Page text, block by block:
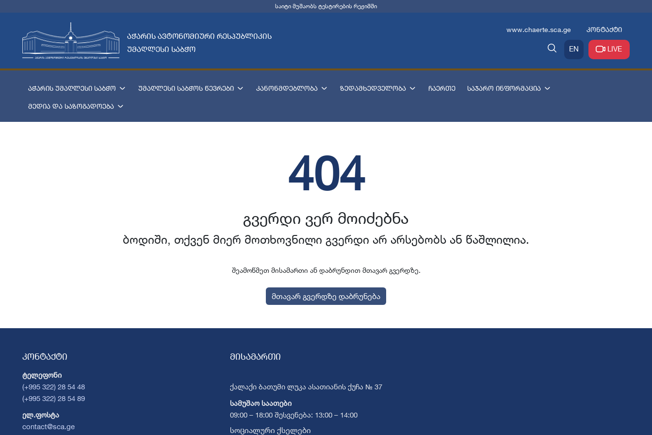
საიტი მუშაობს ტესტირების რეჟიმში
აჭარის ავტონომიური რესპუბლიკის
უმაღლესი საბჭო
www.chaerte.sca.ge კონტაქტი
EN LIVE
აჭარის უმაღლესი საბჭო უმაღლესი საბჭოს წევრები კანონმდებლობა ზედამხედველობა ჩაერთე საჯარო ინფორმაცია
მედია და საზოგადოება
404
გვერდი ვერ მოიძებნა
ბოდიში, თქვენ მიერ მოთხოვნილი გვერდი არ არსებობს ან წაშლილია.
შეამოწმეთ მისამართი ან დაბრუნდით მთავარ გვერდზე.
მთავარ გვერდზე დაბრუნება
კონტაქტი
ტელეფონი
(+995 322) 28 54 48
(+995 322) 28 54 89
ელ.ფოსტა
contact@sca.ge
მისამართი
ქალაქი ბათუმი ლუკა ასათიანის ქუჩა № 37
სამუშაო საათები
09:00 – 18:00 შესვენება: 13:00 – 14:00
სოციალური ქსელები